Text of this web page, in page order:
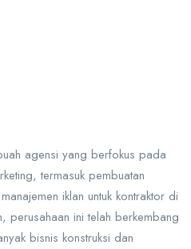
agensi yang berfokus pada
termasuk pembuatan
iklan untuk kontraktor di
perusahaan ini telah berkembang
bisnis konstruksi dan